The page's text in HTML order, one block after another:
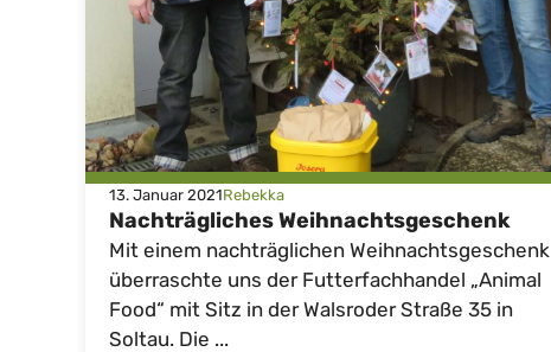
13. Januar 2021Rebekka
Nachträgliches Weihnachtsgeschenk
Mit einem nachträglichen Weihnachtsgeschenk
überraschte uns der Futterfachhandel „Animal
Food“ mit Sitz in der Walsroder Straße 35 in
Soltau. Die ...